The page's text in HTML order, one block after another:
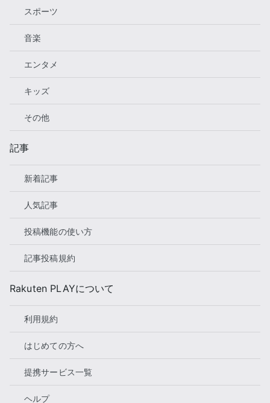
スポーツ
音楽
エンタメ
キッズ
その他
記事
新着記事
人気記事
投稿機能の使い方
記事投稿規約
Rakuten PLAYについて
利用規約
はじめての方へ
提携サービス一覧
ヘルプ